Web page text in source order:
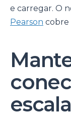
e carregar. O
Pearson cobre
escala